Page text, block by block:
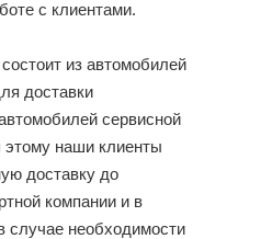
с клиентами.
из автомобилей
доставки
сервисной
наши клиенты
доставку до
компании и в
необходимости